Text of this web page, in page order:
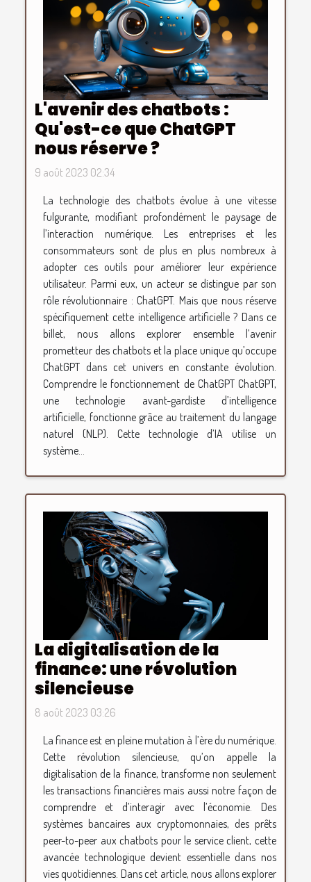
L'avenir des chatbots :
Qu'est-ce que ChatGPT
nous réserve ?
9 août 2023 02:34
La technologie des chatbots évolue à une vitesse
fulgurante, modifiant profondément le paysage de
l’interaction numérique. Les entreprises et les
consommateurs sont de plus en plus nombreux à
adopter ces outils pour améliorer leur expérience
utilisateur. Parmi eux, un acteur se distingue par son
rôle révolutionnaire : ChatGPT. Mais que nous réserve
spécifiquement cette intelligence artificielle ? Dans ce
billet, nous allons explorer ensemble l’avenir
prometteur des chatbots et la place unique qu’occupe
ChatGPT dans cet univers en constante évolution.
Comprendre le fonctionnement de ChatGPT ChatGPT,
une technologie avant-gardiste d’intelligence
artificielle, fonctionne grâce au traitement du langage
naturel (NLP). Cette technologie d’IA utilise un
système...
La digitalisation de la
finance: une révolution
silencieuse
8 août 2023 03:26
La finance est en pleine mutation à l’ère du numérique.
Cette révolution silencieuse, qu’on appelle la
digitalisation de la finance, transforme non seulement
les transactions financières mais aussi notre façon de
comprendre et d’interagir avec l’économie. Des
systèmes bancaires aux cryptomonnaies, des prêts
peer-to-peer aux chatbots pour le service client, cette
avancée technologique devient essentielle dans nos
vies quotidiennes. Dans cet article, nous allons explorer